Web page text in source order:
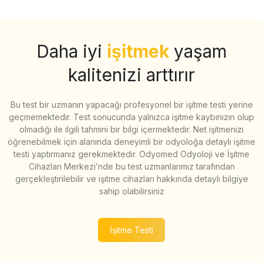
Daha iyi işitmek yaşam
kalitenizi arttırır
Bu test bir uzmanın yapacağı profesyonel bir işitme testi yerine
geçmemektedir. Test sonucunda yalnızca işitme kaybınızın olup
olmadığı ile ilgili tahmini bir bilgi içermektedir. Net işitmenizi
öğrenebilmek için alanında deneyimli bir odyoloğa detaylı işitme
testi yaptırmanız gerekmektedir. Odyomed Odyoloji ve İşitme
Cihazları Merkezi’nde bu test uzmanlarımız tarafından
gerçekleştirilebilir ve işitme cihazları hakkında detaylı bilgiye
sahip olabilirsiniz
İşitme Testi